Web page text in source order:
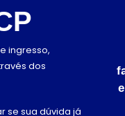
ingresso,
dos
se sua dúvida já